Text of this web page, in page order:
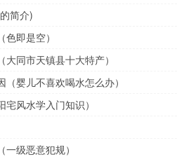
简介)
即是空）
同市天镇县十大特产）
婴儿不喜欢喝水怎么办）
风水学入门知识）
级恶意犯规）